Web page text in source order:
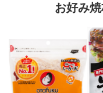
お好み